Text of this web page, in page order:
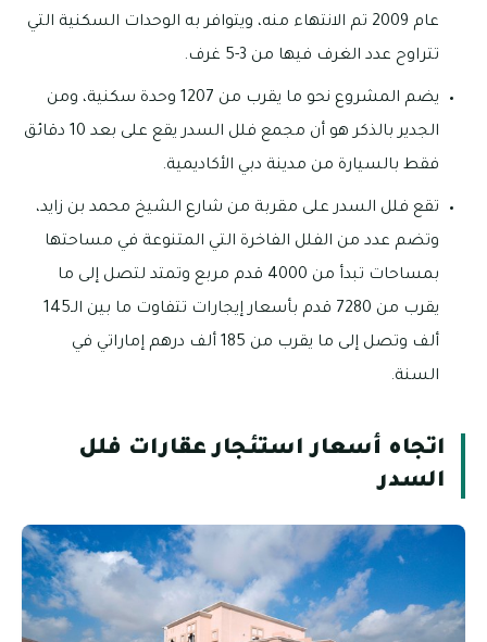
عام 2009 تم الانتهاء منه، ويتوافر به الوحدات السكنية التي
تتراوح عدد الغرف فيها من 3-5 غرف.
يضم المشروع نحو ما يقرب من 1207 وحدة سكنية، ومن
الجدير بالذكر هو أن مجمع فلل السدر يقع على بعد 10 دقائق
فقط بالسيارة من مدينة دبي الأكاديمية.
تقع فلل السدر على مقربة من شارع الشيخ محمد بن زايد،
وتضم عدد من الفلل الفاخرة التي المتنوعة في مساحتها
بمساحات تبدأ من 4000 قدم مربع وتمتد لتصل إلى ما
يقرب من 7280 قدم بأسعار إيجارات تتفاوت ما بين الـ145
ألف وتصل إلى ما يقرب من 185 ألف درهم إماراتي في
السنة.
اتجاه أسعار استئجار عقارات فلل
السدر